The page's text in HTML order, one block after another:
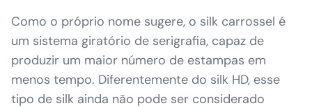
Como o próprio nome sugere, o silk carrossel é
um sistema giratório de serigrafia, capaz de
produzir um maior número de estampas em
menos tempo. Diferentemente do silk HD, esse
tipo de silk ainda não pode ser considerado